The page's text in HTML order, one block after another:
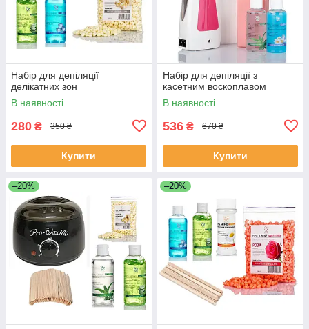
Набір для депіляції
делікатних зон
В наявності
280 ₴ 350 ₴
Купити
Набір для депіляції з
касетним воскоплавом
В наявності
536 ₴ 670 ₴
Купити
–20% –20%